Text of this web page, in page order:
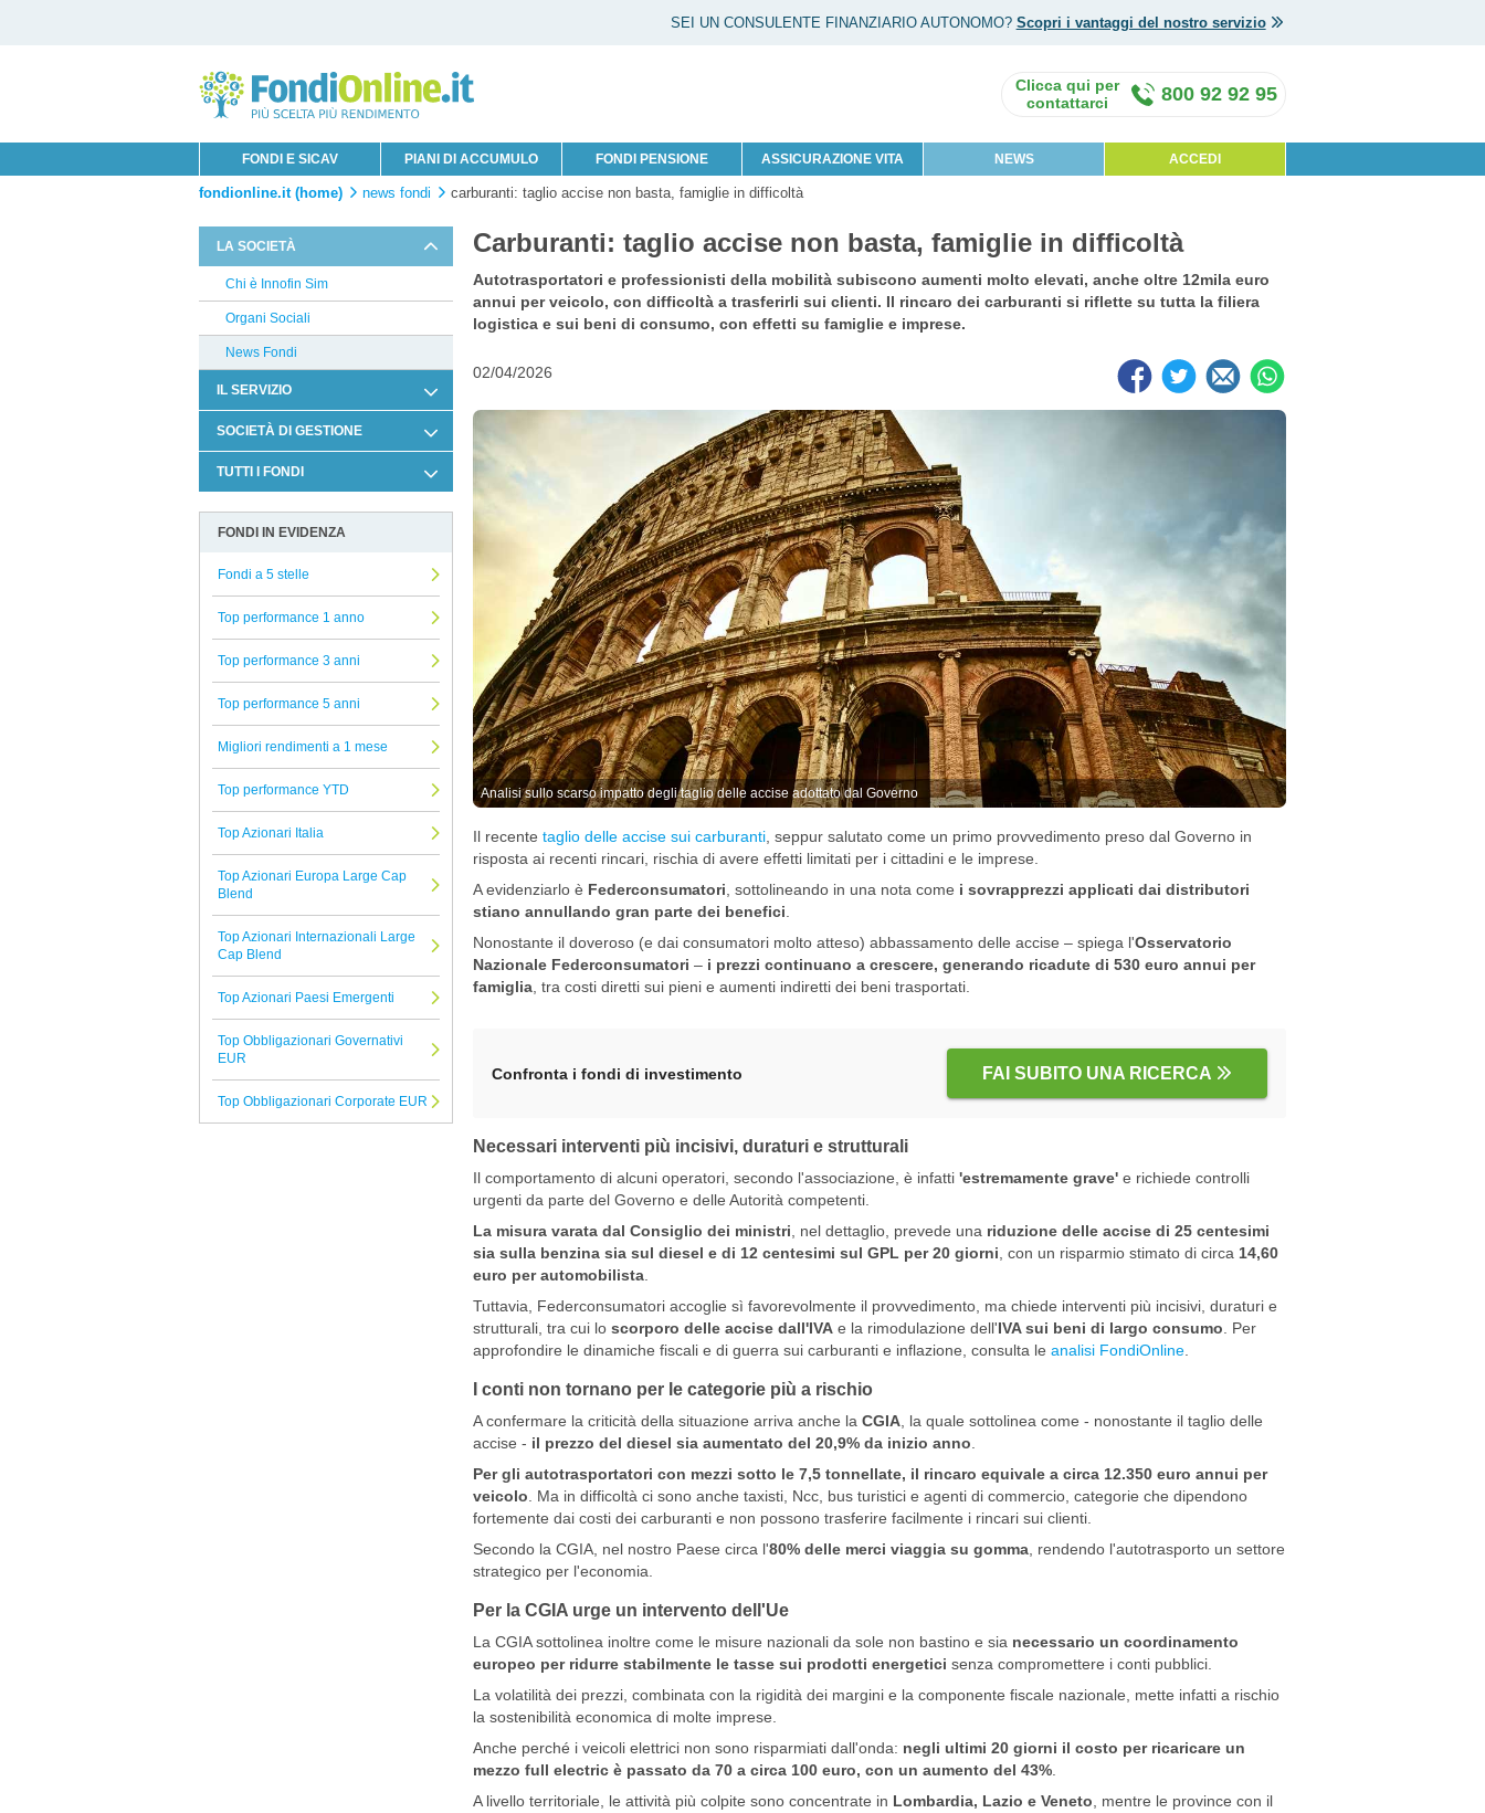
SEI UN CONSULENTE FINANZIARIO AUTONOMO? Scopri i vantaggi del nostro servizio
FONDI E SICAV PIANI DI ACCUMULO FONDI PENSIONE ASSICURAZIONE VITA NEWS ACCEDI
800 92 92 95
fondionline.it (home) news fondi carburanti: taglio accise non basta, famiglie in difficoltà
LA SOCIETÀ
Chi è Innofin Sim
Organi Sociali
News Fondi
IL SERVIZIO
Condizioni di Utilizzo
Legale
Arbitro Controversie Finanziarie
Informativa Cookie
Reclami Assicurativi
SOCIETÀ DI GESTIONE
Columbia Threadneedle
DWS
Etica SGR
Aviva
Belgrave
Atomo SICAV
Union Investment
Neuberger Berman
T. Rowe Price
RBC Bluebay
Swisscanto
Eurizon
iM Global Partner AM
RWC Partners
MFS
TUTTI I FONDI
Allocazione
Azionari
Beni reali
Strategie alternative
Titoli a reddito fisso
Titoli Ibridi
Tutti i fondi confrontati
Carburanti: taglio accise non basta, famiglie in difficoltà
Autotrasportatori e professionisti della mobilità subiscono aumenti molto elevati, anche oltre 12mila euro
annui per veicolo, con difficoltà a trasferirli sui clienti. Il rincaro dei carburanti si riflette su tutta la filiera
logistica e sui beni di consumo, con effetti su famiglie e imprese.
02/04/2026
Analisi sullo scarso impatto degli taglio delle accise adottato dal Governo
Il recente taglio delle accise sui carburanti, seppur salutato come un primo provvedimento preso dal Governo in
risposta ai recenti rincari, rischia di avere effetti limitati per i cittadini e le imprese.
A evidenziarlo è Federconsumatori , sottolineando in una nota come i sovrapprezzi applicati dai distributori
stiano annullando gran parte dei benefici
Nonostante il doveroso (e dai consumatori molto atteso) abbassamento delle accise – spiega l'Osservatorio
Nazionale Federconsumatori – i prezzi continuano a crescere, generando ricadute di 530 euro annui per
famiglia, tra costi diretti sui pieni e aumenti indiretti dei beni trasportati.
Confronta i fondi di investimento FAI SUBITO UNA RICERCA
Necessari interventi più incisivi, duraturi e strutturali
Il comportamento di alcuni operatori, secondo l'associazione, è infatti 'estremamente grave'e richiede controlli
urgenti da parte del Governo e delle Autorità competenti.
La misura varata dal Consiglio dei ministri , nel dettaglio, prevede una riduzione delle accise di 25 centesimi
sia sulla benzina sia sul diesel e di 12 centesimi sul GPL per 20 giorni , con un risparmio stimato di circa 14,60
euro per automobilista.
Tuttavia, Federconsumatori accoglie sì favorevolmente il provvedimento, ma chiede interventi più incisivi, duraturi e
strutturali, tra cui lo scorporo delle accise dall'IVAe la rimodulazione dell'IVA sui beni di largo consumo . Per
approfondire le dinamiche fiscali e di guerra sui carburanti e inflazione, consulta le analisi FondiOnline.
I conti non tornano per le categorie più a rischio
A confermare la criticità della situazione arriva anche la CGIA, la quale sottolinea come - nonostante il taglio delle
accise - il prezzo del diesel sia aumentato del 20,9% da inizio anno
Per gli autotrasportatori con mezzi sotto le 7,5 tonnellate, il rincaro equivale a circa 12.350 euro annui per
veicolo . Ma in difficoltà ci sono anche taxisti, Ncc, bus turistici e agenti di commercio, categorie che dipendono
fortemente dai costi dei carburanti e non possono trasferire facilmente i rincari sui clienti.
Secondo la CGIA, nel nostro Paese circa l'80% delle merci viaggia su gomma, rendendo l'autotrasporto un settore
strategico per l'economia.
Per la CGIA urge un intervento dell'Ue
La CGIA sottolinea inoltre come le misure nazionali da sole non bastino e sia necessario un coordinamento
europeo per ridurre stabilmente le tasse sui prodotti energetici senza compromettere i conti pubblici.
La volatilità dei prezzi, combinata con la rigidità dei margini e la componente fiscale nazionale, mette infatti a rischio
la sostenibilità economica di molte imprese.
Anche perché i veicoli elettrici non sono risparmiati dall'onda: negli ultimi 20 giorni il costo per ricaricare un
mezzo full electric è passato da 70 a circa 100 euro, con un aumento del 43%.
A livello territoriale, le attività più colpite sono concentrate in Lombardia, Lazio e Veneto , mentre le province con il
FONDI IN EVIDENZA
Fondi a 5 stelle
Top performance 1 anno
Top performance 3 anni
Top performance 5 anni
Migliori rendimenti a 1 mese
Top performance YTD
Top Azionari Italia
Top Azionari Europa Large Cap
Blend
Top Azionari Internazionali Large
Cap Blend
Top Azionari Paesi Emergenti
Top Obbligazionari Governativi
EUR
Top Obbligazionari Corporate EUR